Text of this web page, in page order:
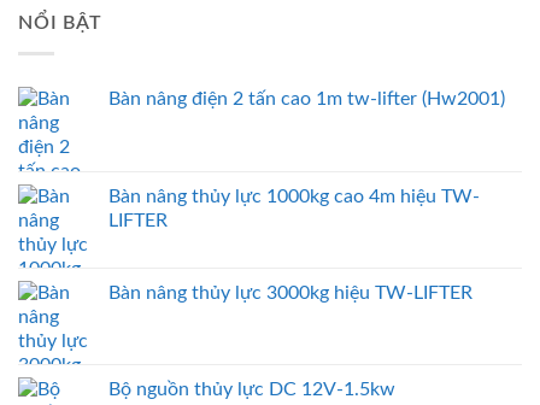
NỔI BẬT
Bàn nâng điện 2 tấn cao 1m tw-lifter (Hw2001)
Bàn nâng thủy lực 1000kg cao 4m hiệu TW-
LIFTER
Bàn nâng thủy lực 3000kg hiệu TW-LIFTER
Bộ nguồn thủy lực DC 12V-1.5kw